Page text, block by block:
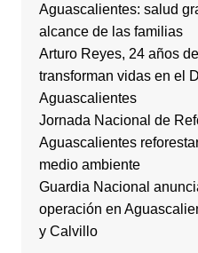
Aguascalientes: salud
alcance de las familias
Arturo Reyes, 24 años
transforman vidas en el
Aguascalientes
Jornada Nacional de
Aguascalientes
medio ambiente
Guardia Nacional
operación en
y Calvillo